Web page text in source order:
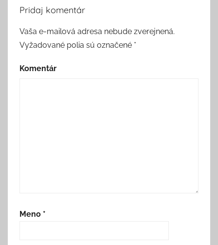
Pridaj komentár
Vaša e-mailová adresa nebude zverejnená.
Vyžadované polia sú označené *
Komentár
Meno *